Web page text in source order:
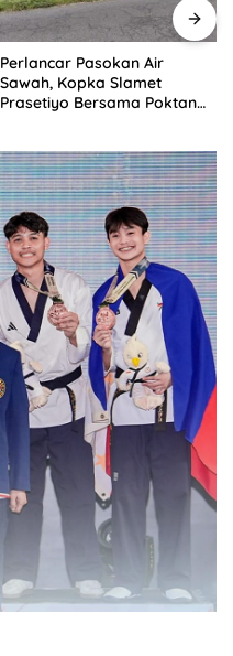
Perlancar Pasokan Air
Sawah, Kopka Slamet
Prasetiyo Bersama Poktan